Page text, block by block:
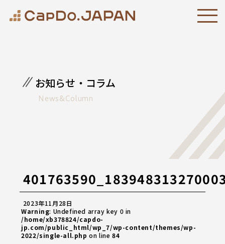
お知らせ・コラム
News&Column
2023年11月28日
Warning: Undefined array key 0 in
/home/xb378824/capdo-
jp.com/public_html/wp_7/wp-content/themes/wp-
2022/single-all.php on line84